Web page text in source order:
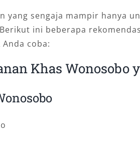
yang sengaja mampir hanya
ini beberapa
coba:
Khas Wonosobo